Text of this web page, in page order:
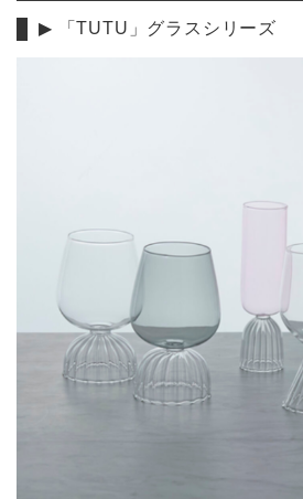
▶︎ 「TUTU」グラスシリーズ